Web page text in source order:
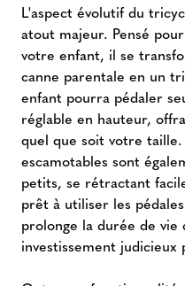
L'aspect évolutif du
atout majeur. Pensé
votre enfant, il se
canne parentale en un
enfant pourra pédaler
réglable en hauteur,
quel que soit votre taille.
escamotables sont
petits, se rétractant
prêt à utiliser les
prolonge la durée de
investissement judicieux